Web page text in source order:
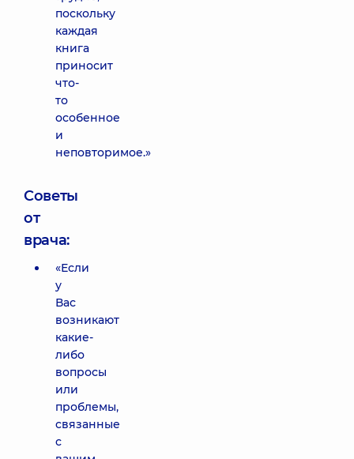
поскольку
каждая
книга
приносит
что-
то
особенное
и
неповторимое.»
Советы
от
врача:
«Если
у
Вас
возникают
какие-
либо
вопросы
или
проблемы,
связанные
с